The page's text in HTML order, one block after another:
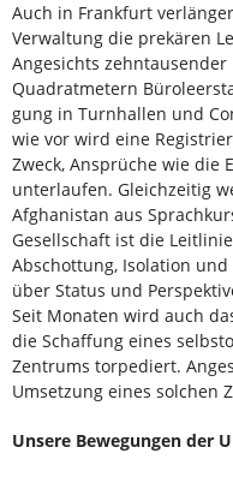
Auch in Frankfurt
Verwaltung die prekären
Angesichts
Quadratme­tern
gung in Turnhallen und
wie vor wird eine
Zweck, Ansprüche wie die
unterlaufen. Gleichzei­tig
Afghanistan aus
Ge­sellschaft ist die
Abschottung, Isolation
über Status und
Seit Monaten wird auch
die Schaffung eines
Zentrums torpediert.
Umsetzung eines solchen
Unsere Bewegungen der